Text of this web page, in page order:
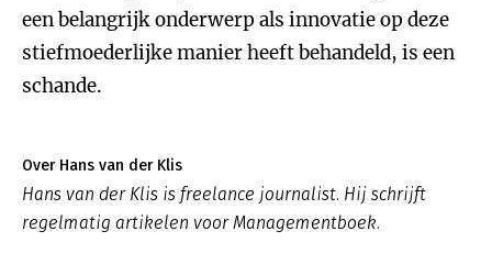
een belangrijk onderwerp als innovatie op deze
stiefmoederlijke manier heeft behandeld, is een
schande.
Over Hans van der Klis
Hans van der Klis is freelance journalist. Hij schrijft
regelmatig artikelen voor Managementboek.